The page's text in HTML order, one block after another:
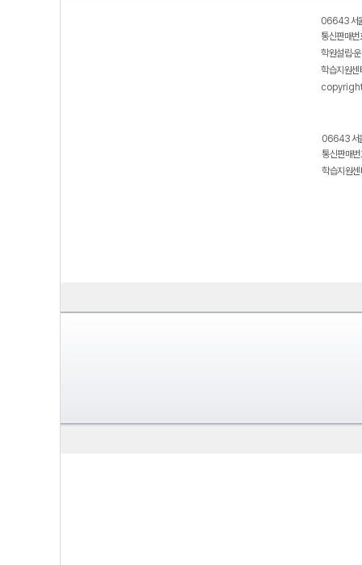
06643 서
통신판매
학원설립·
학습지원
06643 서
통신판매
학습지원